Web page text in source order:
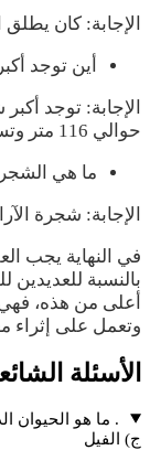
الإجابة: كان
أين توجد
الإجابة: توجد
حوالي 116 متر وتسمى شجرة هايبريون.
ما هي
الإجابة: شجرة
في النهاية يجب
بالنسبة للعديدين
أعلى من هذه،
وتعمل على إثراء
الأسئلة
. ما هو الحيوان
ج) الفيل